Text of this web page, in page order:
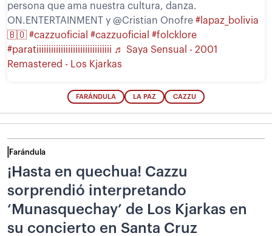
persona que ama nuestra cultura, danza.
ON.ENTERTAINMENT y @Cristian Onofre #lapaz_bolivia
🇧🇴 #cazzuoficial #cazzuoficial #folcklore
#paratiiiiiiiiiiiiiiiiiiiiiiiiiiiiiii ♬ Saya Sensual - 2001
Remastered - Los Kjarkas
FARÁNDULA LA PAZ CAZZU
Farándula
¡Hasta en quechua! Cazzu
sorprendió interpretando
‘Munasquechay’ de Los Kjarkas en
su concierto en Santa Cruz